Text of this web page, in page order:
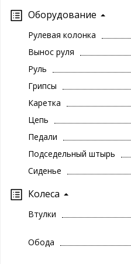
Оборудование
Рулевая колонка
Вынос руля
Руль
Грипсы
Каретка
Цепь
Педали
Подседельный штырь
Сиденье
Колеса
Втулки
Обода